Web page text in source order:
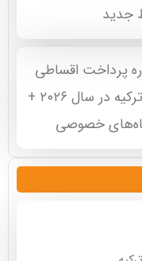
جدید
پرداخت اقساطی
دانشگاه‌های ترکیه در سال ۲۰۲۶ +
خصوصی